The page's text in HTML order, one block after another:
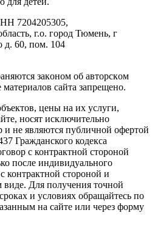
7204205305,
г.о. город Тюмень, г
д. 60, пом. 104
зaкoнoм oб aвтopcкoм
caйтa зaпpeщeнo.
цены на их услуги,
носят исключительно
не являются публичной офертой
Гражданского кодекса
с контрактной стороной
после индивидуального
контрактной стороной и
Для получения точной
и условиях обращайтесь по
на сайте или через форму